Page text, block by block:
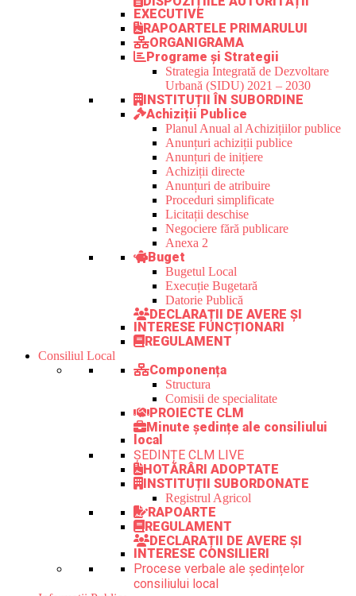
EXECUTIVE
RAPOARTELE PRIMARULUI
ORGANIGRAMA
Programe și Strategii
Strategia Integrată de Dezvoltare
Urbană (SIDU) 2021 – 2030
INSTITUȚII ÎN SUBORDINE
Achiziții Publice
Planul Anual al Achizițiilor publice
Anunțuri achiziții publice
Anunțuri de inițiere
Achiziții directe
Anunțuri de atribuire
Proceduri simplificate
Licitații deschise
Negociere fără publicare
Anexa 2
Buget
Bugetul Local
Execuție Bugetară
Datorie Publică
DECLARAȚII DE AVERE ȘI
INTERESE FUNCȚIONARI
REGULAMENT
Consiliul Local
Componența
Structura
Comisii de specialitate
PROIECTE CLM
Minute ședințe ale consiliului
local
ȘEDINȚE CLM LIVE
HOTĂRÂRI ADOPTATE
INSTITUȚII SUBORDONATE
Registrul Agricol
RAPOARTE
REGULAMENT
DECLARAȚII DE AVERE ȘI
INTERESE CONSILIERI
Procese verbale ale ședințelor
consiliului local